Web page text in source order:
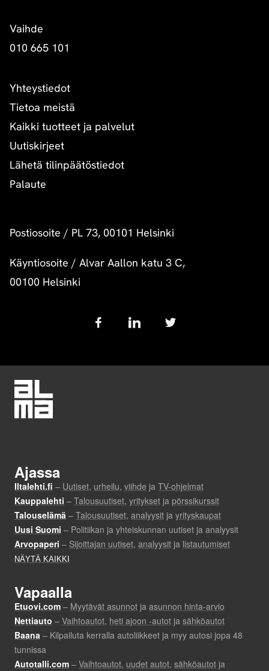
Vaihde
010 665 101
Yhteystiedot
Tietoa meistä
Kaikki tuotteet ja palvelut
Uutiskirjeet
Lähetä tilinpäätöstiedot
Palaute
Postiosoite / PL 73, 00101 Helsinki
Käyntiosoite / Alvar Aallon katu 3 C,
00100 Helsinki